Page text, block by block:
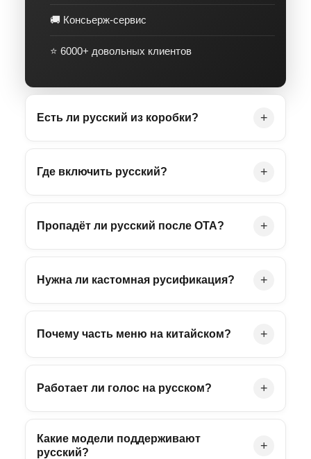
🚚 Консьерж-сервис
⭐️ 6000+ довольных клиентов
Есть ли русский из коробки? +
Где включить русский? +
Пропадёт ли русский после OTA? +
Нужна ли кастомная русификация? +
Почему часть меню на китайском? +
Работает ли голос на русском? +
Какие модели поддерживают
русский?
+